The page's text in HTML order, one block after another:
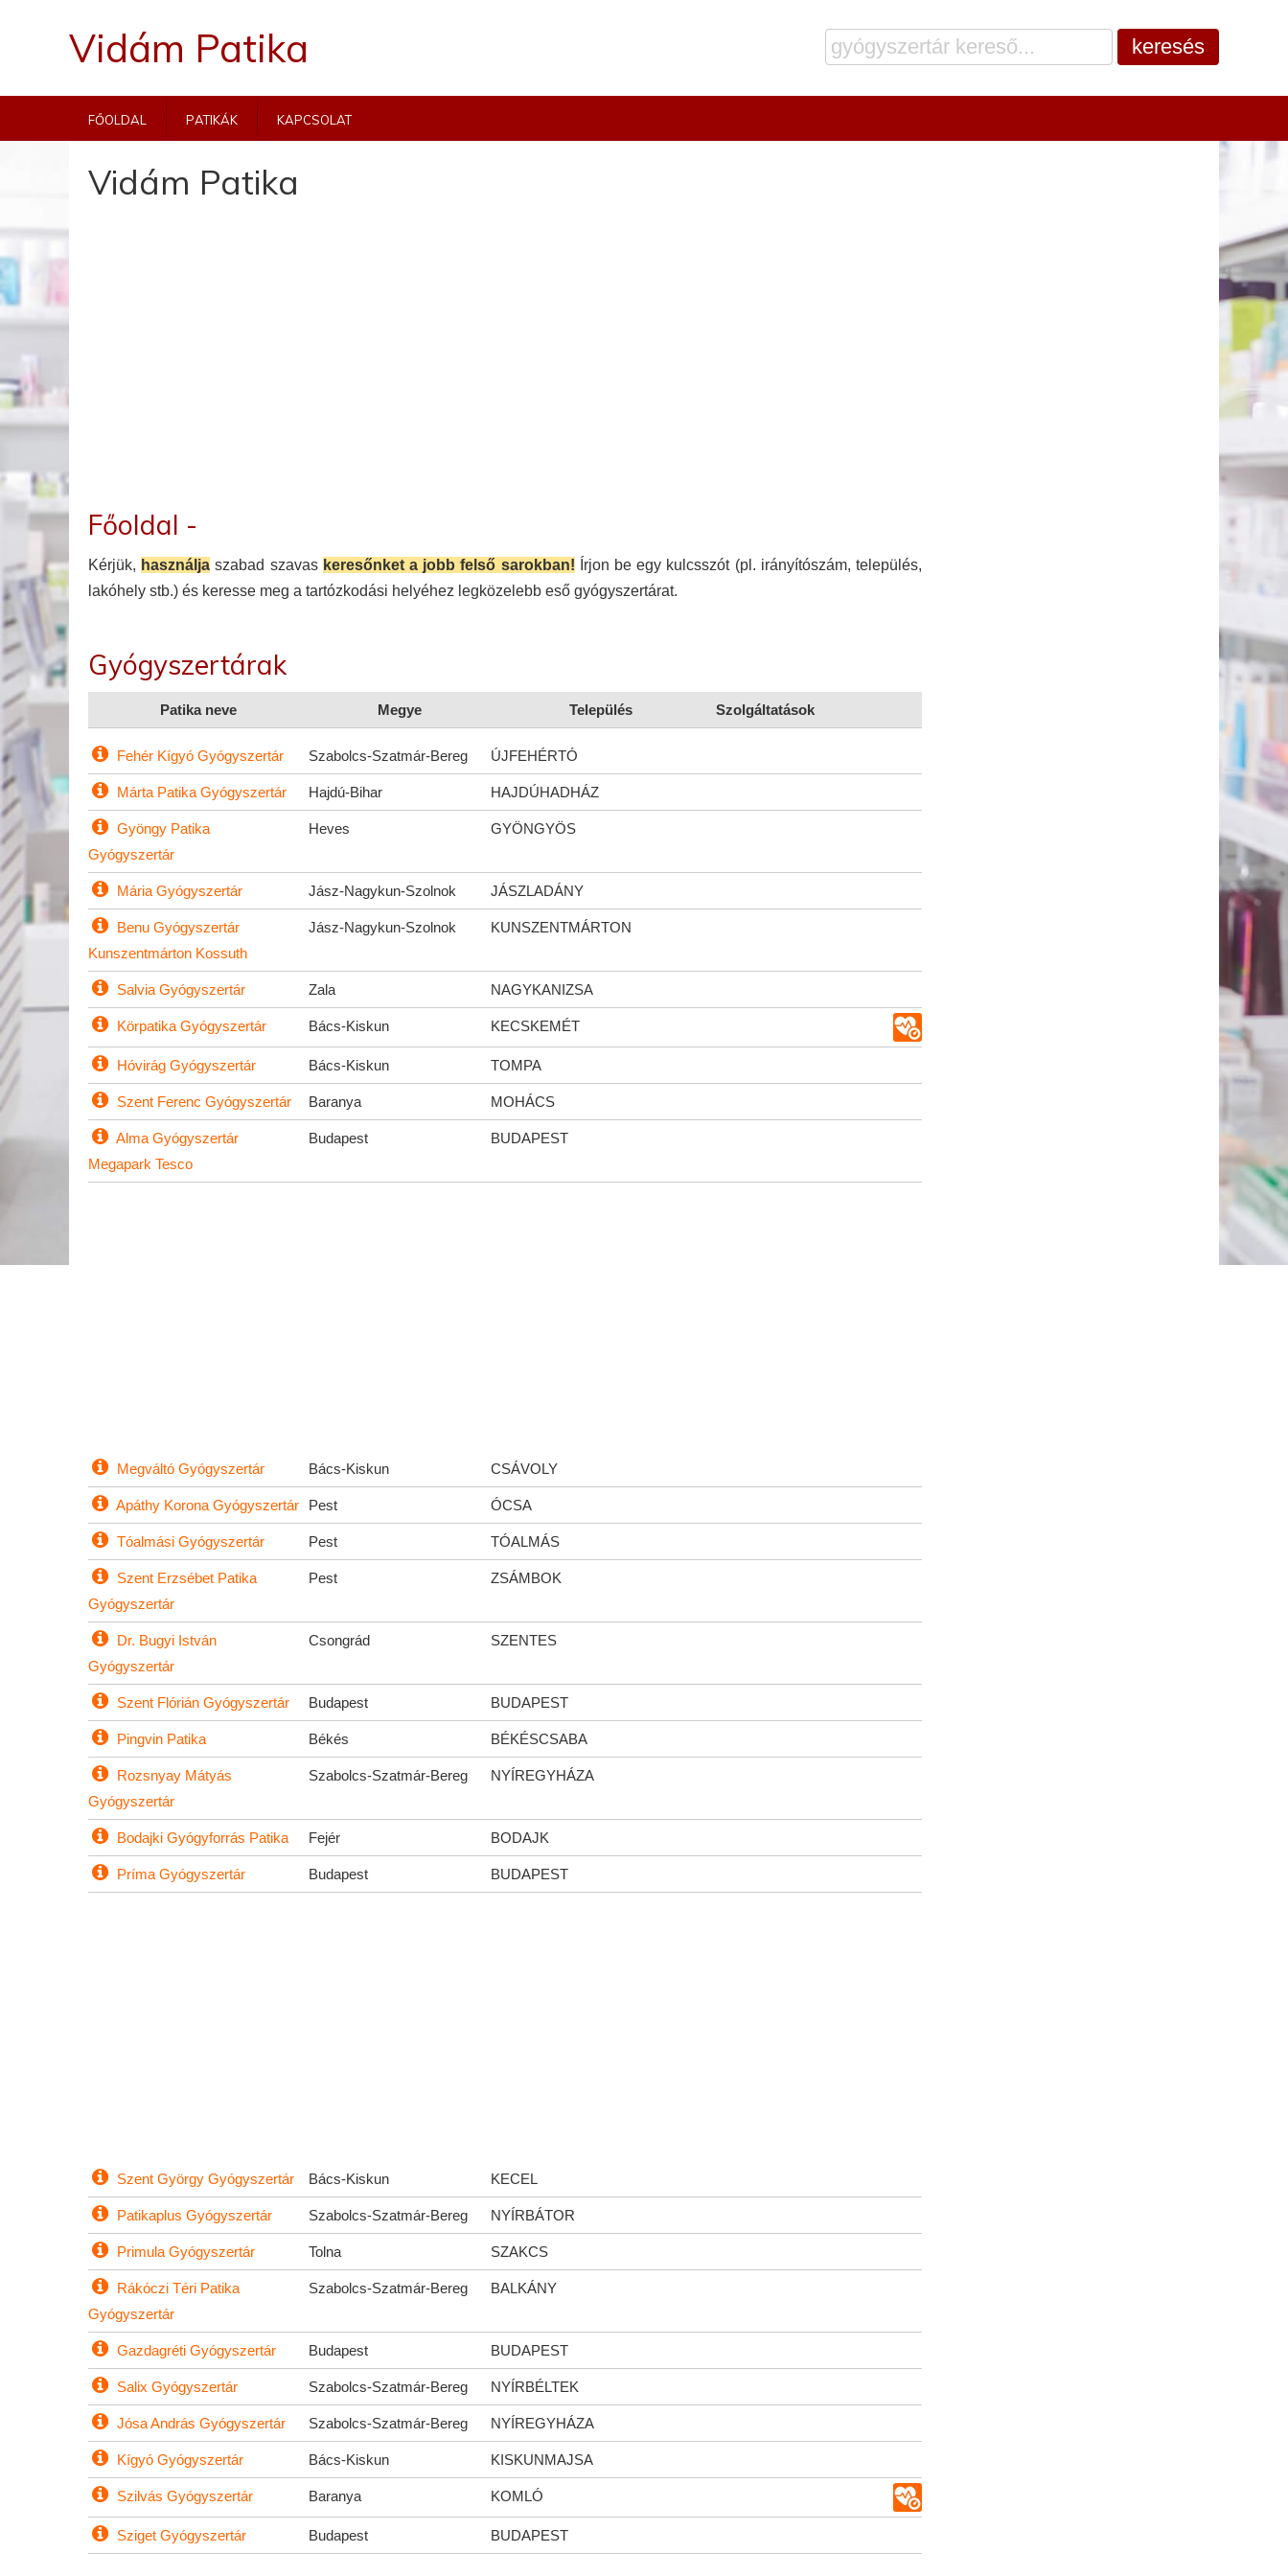
Vidám Patika
Főoldal Patikák Kapcsolat
Vidám Patika
Főoldal -
Kérjük, használja szabad szavas keresőnket a jobb felső sarokban! Írjon be egy kulcsszót (pl. irányítószám, település,
lakóhely stb.) és keresse meg a tartózkodási helyéhez legközelebb eső gyógyszertárat.
Gyógyszertárak
Patika neve Megye Település Szolgáltatások
Fehér Kígyó Gyógyszertár Szabolcs-Szatmár-Bereg ÚJFEHÉRTÓ
Márta Patika Gyógyszertár Hajdú-Bihar HAJDÚHADHÁZ
Gyöngy Patika
Gyógyszertár
Heves GYÖNGYÖS
Mária Gyógyszertár Jász-Nagykun-Szolnok JÁSZLADÁNY
Benu Gyógyszertár
Kunszentmárton Kossuth
Jász-Nagykun-Szolnok KUNSZENTMÁRTON
Salvia Gyógyszertár Zala NAGYKANIZSA
Körpatika Gyógyszertár Bács-Kiskun KECSKEMÉT
Hóvirág Gyógyszertár Bács-Kiskun TOMPA
Szent Ferenc Gyógyszertár Baranya MOHÁCS
Alma Gyógyszertár
Megapark Tesco
Budapest BUDAPEST
Megváltó Gyógyszertár Bács-Kiskun CSÁVOLY
Apáthy Korona Gyógyszertár Pest ÓCSA
Tóalmási Gyógyszertár Pest TÓALMÁS
Szent Erzsébet Patika
Gyógyszertár
Pest ZSÁMBOK
Dr. Bugyi István
Gyógyszertár
Csongrád SZENTES
Szent Flórián Gyógyszertár Budapest BUDAPEST
Pingvin Patika Békés BÉKÉSCSABA
Rozsnyay Mátyás
Gyógyszertár
Szabolcs-Szatmár-Bereg NYÍREGYHÁZA
Bodajki Gyógyforrás Patika Fejér BODAJK
Príma Gyógyszertár Budapest BUDAPEST
Szent György Gyógyszertár Bács-Kiskun KECEL
Patikaplus Gyógyszertár Szabolcs-Szatmár-Bereg NYÍRBÁTOR
Primula Gyógyszertár Tolna SZAKCS
Rákóczi Téri Patika
Gyógyszertár
Szabolcs-Szatmár-Bereg BALKÁNY
Gazdagréti Gyógyszertár Budapest BUDAPEST
Salix Gyógyszertár Szabolcs-Szatmár-Bereg NYÍRBÉLTEK
Jósa András Gyógyszertár Szabolcs-Szatmár-Bereg NYÍREGYHÁZA
Kígyó Gyógyszertár Bács-Kiskun KISKUNMAJSA
Szilvás Gyógyszertár Baranya KOMLÓ
Sziget Gyógyszertár Budapest BUDAPEST